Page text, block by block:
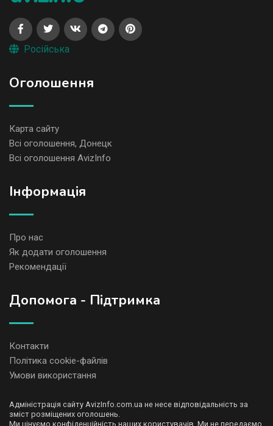
Російська
Оголошення
Карта сайту
Всі оголошення, Донецк
Всі оголошення AvizInfo
Iнформація
Про нас
Як додати оголошення
Рекомендації
Допомога - Підтримка
Контакти
Політика cookie-файлів
Умови використання
Адміністрація сайту AvizInfo.com.ua не несе відповідальність за
зміст розміщених оголошень.
Ми цінуємо конфіденційність наших користувачів. Ми не передаємо